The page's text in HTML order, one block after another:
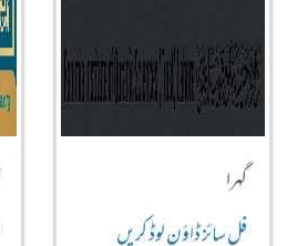
گہرا
فل سائز ڈاؤن لوڈ کریں